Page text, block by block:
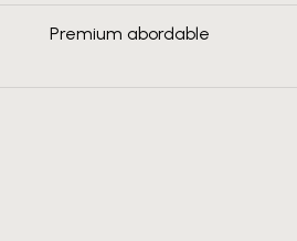
Premium abordable